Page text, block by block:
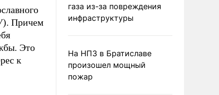
Причем
Это
к
газа из-за повреждения
инфраструктуры
На НПЗ в Братиславе
произошел мощный
пожар